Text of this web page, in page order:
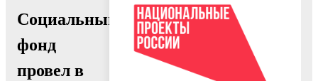
Социальный
фонд
провел в